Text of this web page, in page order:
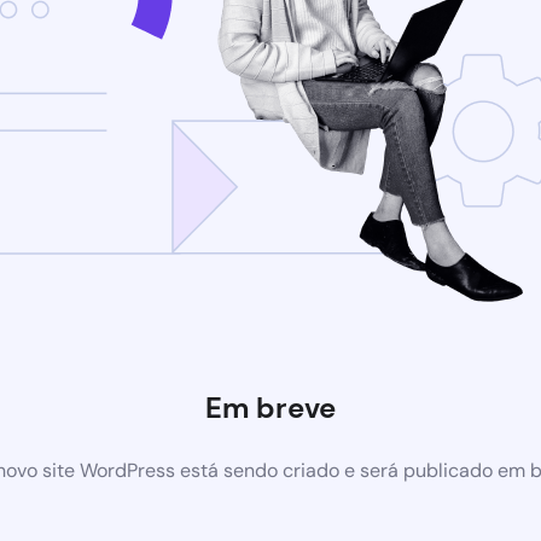
Em breve
site WordPress está sendo criado e será publicado em